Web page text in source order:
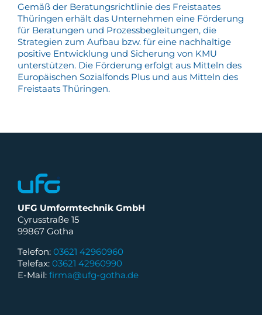
Gemäß der Beratungsrichtlinie des Freistaates
Thüringen erhält das Unternehmen eine Förderung
für Beratungen und Prozessbegleitungen, die
Strategien zum Aufbau bzw. für eine nachhaltige
positive Entwicklung und Sicherung von KMU
unterstützen. Die Förderung erfolgt aus Mitteln des
Europäischen Sozialfonds Plus und aus Mitteln des
Freistaats Thüringen.
UFG Umformtechnik GmbH
Cyrusstraße 15
99867 Gotha
Telefon: 03621 42960960
Telefax: 03621 42960990
E-Mail: firma@ufg-gotha.de